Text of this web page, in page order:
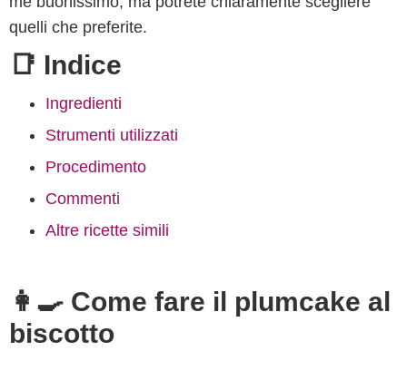
quelli che preferite.
📑 Indice
Ingredienti
Strumenti utilizzati
Procedimento
Commenti
Altre ricette simili
👩‍🍳 Come fare il plumcake al
biscotto